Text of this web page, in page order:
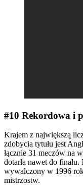
#10 Rekordowa i
Krajem z największą
zdobycia tytułu jest
łącznie 31 meczów na
dotarła nawet do
wywalczony w 1996
mistrzostw.